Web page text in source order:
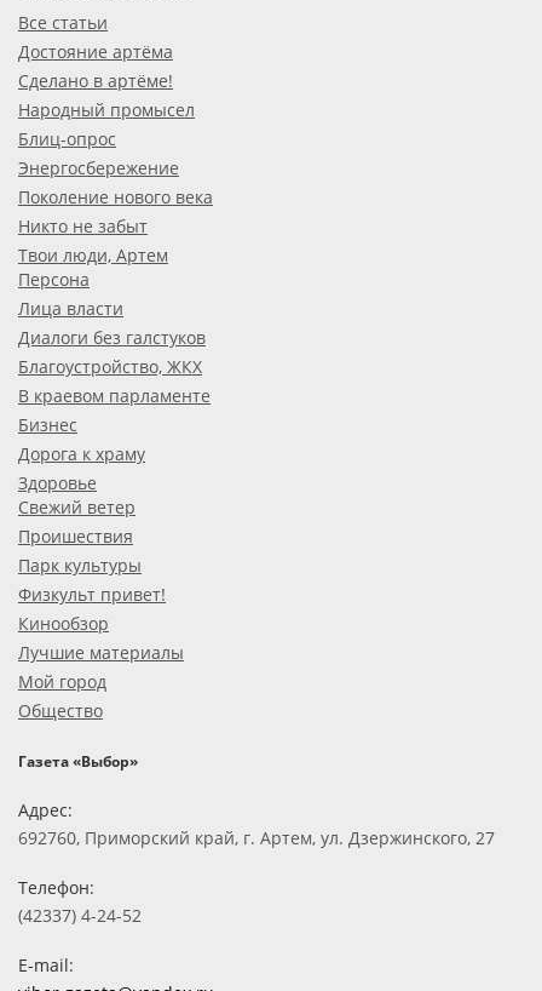
Все статьи
Достояние артёма
Сделано в артёме!
Народный промысел
Блиц-опрос
Энергосбережение
Поколение нового века
Никто не забыт
Твои люди, Артем
Персона
Лица власти
Диалоги без галстуков
Благоустройство, ЖКХ
В краевом парламенте
Бизнес
Дорога к храму
Здоровье
Свежий ветер
Проишествия
Парк культуры
Физкульт привет!
Кинообзор
Лучшие материалы
Мой город
Общество
Газета «Выбор»
Адрес:
692760, Приморский край, г. Артем, ул. Дзержинского, 27
Телефон:
(42337) 4-24-52
E-mail: